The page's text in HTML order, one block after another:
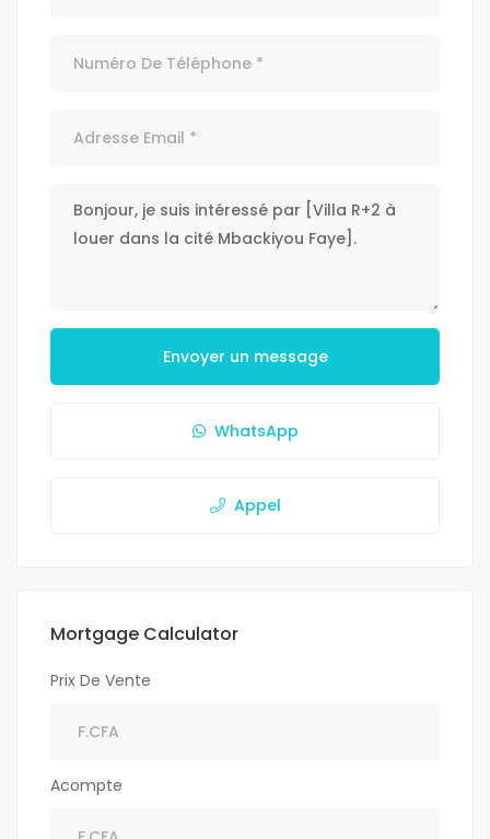
Envoyer un message
WhatsApp
Appel
Mortgage Calculator
Prix De Vente
Acompte